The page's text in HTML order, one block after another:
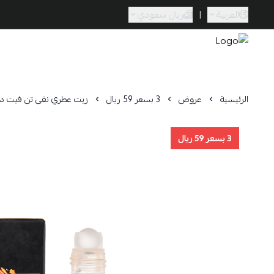
العربية | ريال سعودي
الرئيسية عروض 3 بسعر 59 ريال زيت عطري نقى تن فيت
3 بسعر 59 ريال